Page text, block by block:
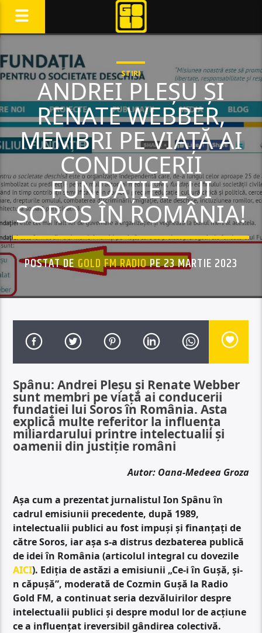
STIRI
ANDREI PLEȘU ȘI
RENATE WEBBER,
MEMBRI PE VIAȚĂ AI
CONDUCERII
FUNDAȚIEI LUI
SOROS ÎN ROMÂNIA!
POSTAT DEGOLD FM RADIOPE 23 MARTIE 2023
Spânu: Andrei Pleșu și Renate Webber
sunt membri pe viață ai conducerii
fundației lui Soros în România. Asta
explică multe referitor la influența
miliardarului printre intelectualii și
oamenii din justiție români
Autor: Oana-Medeea Groza
Așa cum a prezentat jurnalistul Ion Spânu în
cadrul emisiunii precedente, după 1989,
intelectualii publici au fost impuși și finanțați de
către Soros, iar așa s-a distrus dezbaterea publică
de idei în România (articolul integral cu dovezile
AICI). Ediția de astăzi a emisiunii „Ce-i în Gușă, și-
n căpușă”, moderată de Cozmin Gușă la Radio
Gold FM, a continuat seria dezvăluirilor despre
intelectualii publici și despre modul lor de acțiune
ce a influențat ireversibil gândirea colectivă.